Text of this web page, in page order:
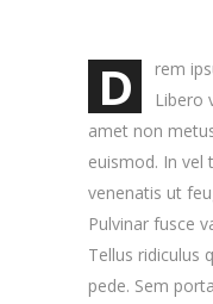
D
rem
Libero
amet non
euismod. In vel
venenatis ut
Pulvinar fusce
Tellus ridiculus
pede. Sem